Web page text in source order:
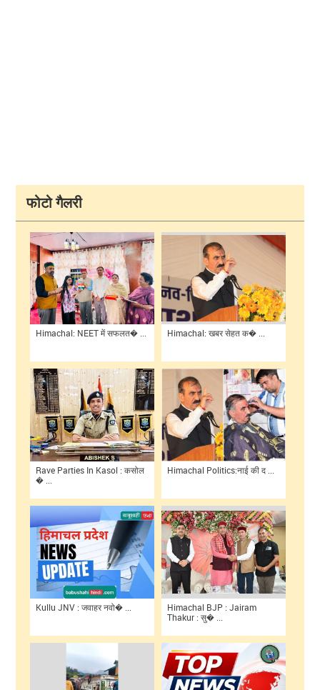
फोटो गैलरी
Himachal: NEET में सफलत� ... Himachal: खबर सेहत क� ...
Rave Parties In Kasol : कसोल
� ...
Himachal Politics:नाई की द ...
Kullu JNV : जवाहर नवो� ...
Himachal BJP : Jairam
Thakur : सु� ...